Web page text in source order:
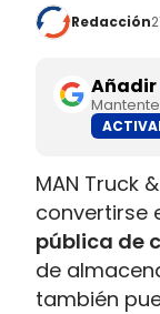
Redacción
Añadir
MAN Truck
convertirse
pública de
de
también